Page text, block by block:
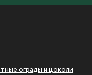
ограды и цоколи